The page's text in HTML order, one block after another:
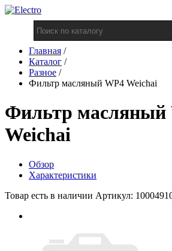
Главная /
Каталог /
Разное /
Фильтр масляный WP4 Weichai
Фильтр масляный
Weichai
Обзор
Характеристики
Товар есть в наличии Артикул: